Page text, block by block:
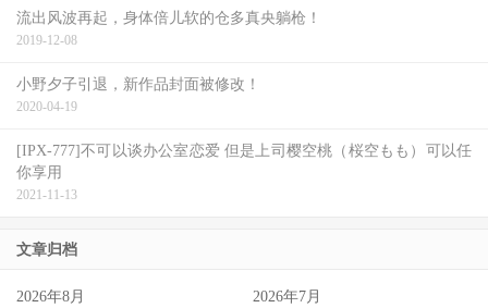
流出风波再起，身体倍儿软的仓多真央躺枪！
2019-12-08
小野夕子引退，新作品封面被修改！
2020-04-19
[IPX-777]不可以谈办公室恋爱 但是上司樱空桃（桜空もも）可以任
你享用
2021-11-13
文章归档
2026年8月
2026年7月